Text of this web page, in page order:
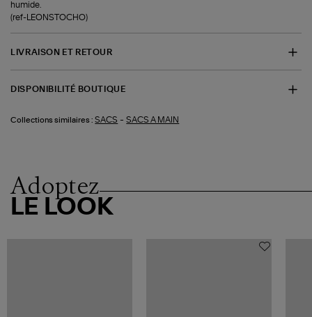
humide.
(ref-LEONSTOCHO)
LIVRAISON ET RETOUR
DISPONIBILITÉ BOUTIQUE
Collections similaires : SACS -SACS A MAIN
Adoptez
LE LOOK